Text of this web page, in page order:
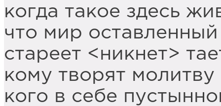
когда такое здесь
что мир оставленный
стареет <никнет>
кому творят
кого в себе